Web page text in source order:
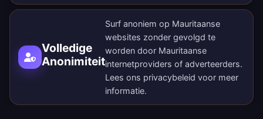
Volledige
Anonimiteit
Surf anoniem op Mauritaanse
websites zonder gevolgd te
worden door Mauritaanse
internetproviders of adverteerders.
Lees ons privacybeleid voor meer
informatie.